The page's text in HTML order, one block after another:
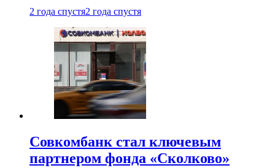
2 года спустя2 года спустя
Совкомбанк стал ключевым
партнером фонда «Сколково»